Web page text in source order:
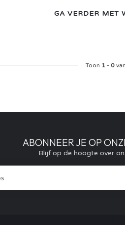
GA VERDER MET
Toon 1 - 0
ABONNEER JE OP
Blijf op de hoogte over